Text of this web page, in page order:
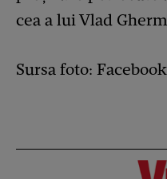
cea a lui Vlad
Sursa foto: